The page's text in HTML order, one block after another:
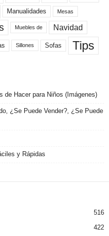
Manualidades Mesas
Muebles de Navidad
Sillones Sofas Tips
de Hacer para Niños (Imágenes)
¿Se Puede Vender?, ¿Se Puede
y Rápidas
516
422